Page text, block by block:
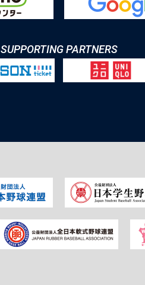
SUPPORTING PARTNERS